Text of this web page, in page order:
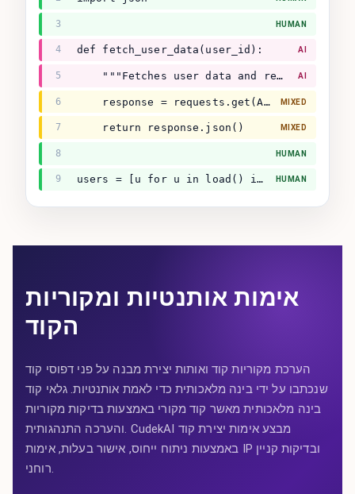
3 HUMAN
4 def fetch_user_data(user_id): AI
5
    """Fetches user data and returns dict."""
AI
6
    response = requests.get(API + user_id)
MIXED
7
    return response.json()
MIXED
8 HUMAN
9 users = [u for u in load() if u.active] HUMAN
אימות אותנטיות ומקוריות
הקוד
הערכת מקוריות קוד ואותות יצירת מבנה על פני דפוסי קוד
שנכתבו על ידי בינה מלאכותית כדי לאמת אותנטיות. גלאי קוד
בינה מלאכותית מאשר קוד מקורי באמצעות בדיקות מקוריות
והערכה התנהגותית. CudekAI מבצע אימות יצירת קוד
באמצעות ניתוח ייחוס, אישור בעלות, אימות IP ובדיקות קניין
רוחני.